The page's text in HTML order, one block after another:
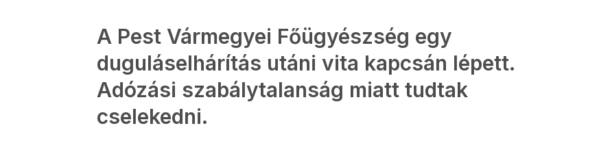
A Pest Vármegyei Főügyészség egy
duguláselhárítás utáni vita kapcsán lépett.
Adózási szabálytalanság miatt tudtak
cselekedni.